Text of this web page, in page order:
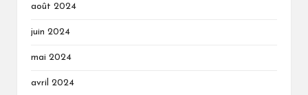
août 2024
juin 2024
mai 2024
avril 2024